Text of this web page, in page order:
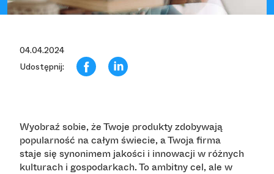
04.04.2024
Udostępnij:
Wyobraź sobie, że Twoje produkty zdobywają
popularność na całym świecie, a Twoja firma
staje się synonimem jakości i innowacji w różnych
kulturach i gospodarkach. To ambitny cel, ale w